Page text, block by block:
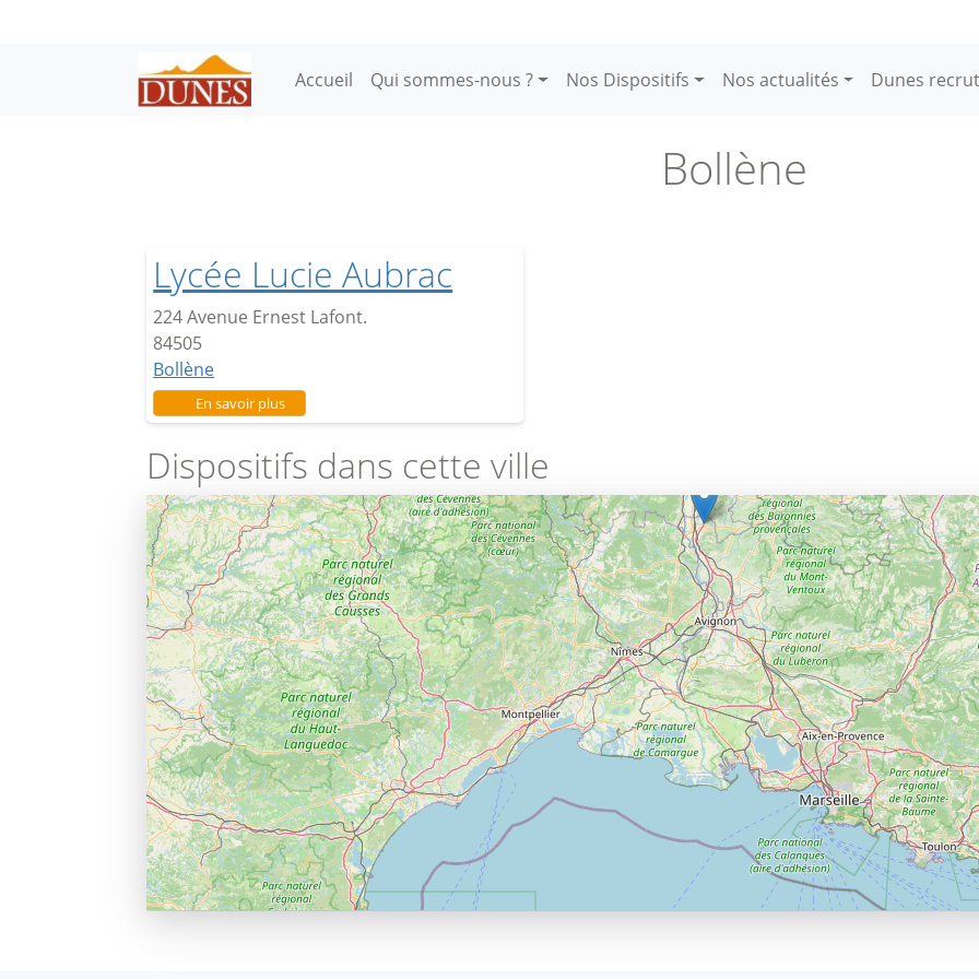
Main navigation
Accueil Qui sommes-nous ? Nos Dispositifs Nos actualités Dunes
Bollène
Lycée Lucie Aubrac
224 Avenue Ernest Lafont.
84505
Bollène
En savoir plussur Lycée Lucie Aubrac
Dispositifs dans cette ville